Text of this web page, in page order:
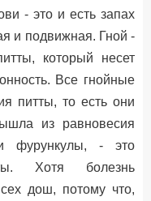
- это и есть запах
и подвижная. Гной -
который несет
Все гнойные
питты, то есть они
из равновесия
фурункулы, - это
Хотя болезнь
дош, потому что,